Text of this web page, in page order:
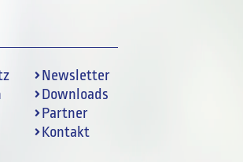
Newsletter
Downloads
Partner
Kontakt